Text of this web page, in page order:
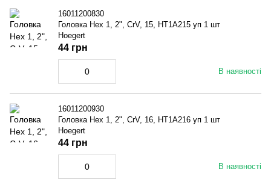
16011200830
Головка Hex 1, 2", CrV, 15, HT1A215 уп 1 шт
Hoegert
В наявності
44 грн
16011200930
Головка Hex 1, 2", CrV, 16, HT1A216 уп 1 шт
Hoegert
В наявності
44 грн